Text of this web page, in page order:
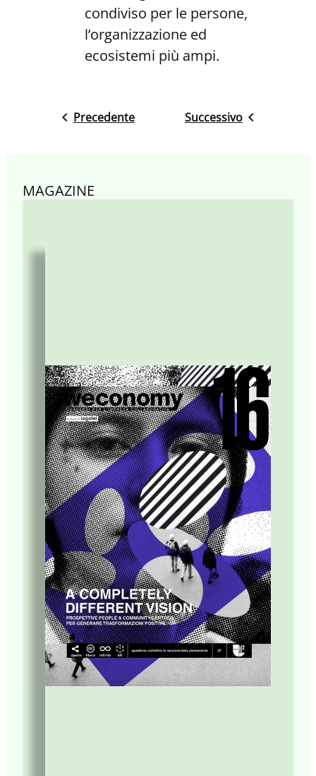
condiviso per le persone,
l’organizzazione ed
ecosistemi più ampi.
Precedente Successivo
MAGAZINE